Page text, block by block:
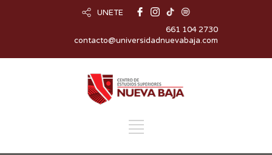
UNETE
661 104 2730
contacto@universidadnuevabaja.com